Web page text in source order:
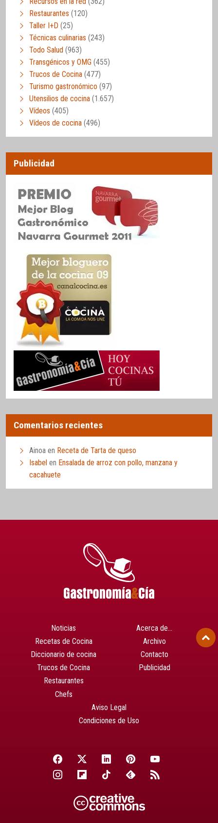
Restaurantes (120)
Taller I+D (25)
Técnicas culinarias (243)
Todo Salud (963)
Transgénicos y OMG (455)
Trucos de Cocina (477)
Turismo gastronómico (97)
Utensilios de cocina (1.657)
Vídeos (405)
Vídeos de cocina (496)
Publicidad
Comentarios recientes
Ainoa en Receta de Tarta de queso
Isabel en Ensalada de arroz con pollo, manzana y
cacahuete
Noticias
Recetas de Cocina
Diccionario de cocina
Trucos de Cocina
Restaurantes
Chefs
Acerca de…
Archivo
Contacto
Publicidad
Aviso Legal
Condiciones de Uso